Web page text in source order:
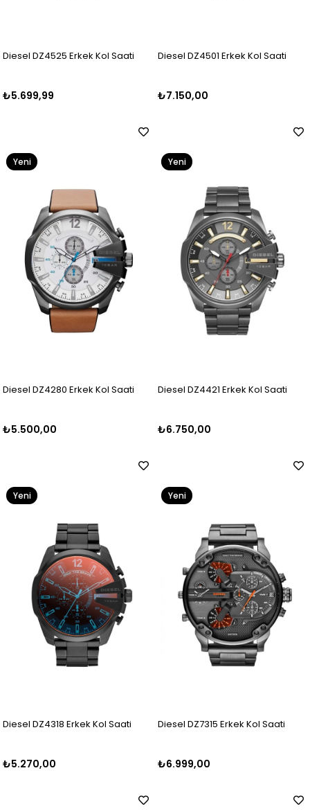
Diesel DZ4525 Erkek Kol Saati
₺5.699,99
Diesel DZ4501 Erkek Kol Saati
₺7.150,00
Diesel DZ4280 Erkek Kol Saati
₺5.500,00
Yeni
Diesel DZ4421 Erkek Kol Saati
₺6.750,00
Yeni
Diesel DZ4318 Erkek Kol Saati
₺5.270,00
Yeni
Diesel DZ7315 Erkek Kol Saati
₺6.999,00
Yeni